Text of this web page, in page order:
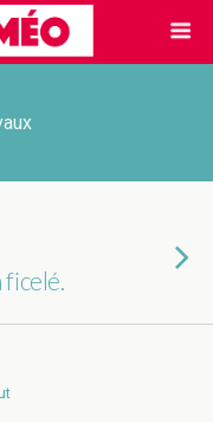
ficelé.